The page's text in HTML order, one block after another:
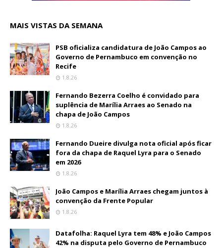
MAIS VISTAS DA SEMANA
PSB oficializa candidatura de João Campos ao
Governo de Pernambuco em convenção no
Recife
1.8.26
Fernando Bezerra Coelho é convidado para
suplência de Marília Arraes ao Senado na
chapa de João Campos
1.8.26
Fernando Dueire divulga nota oficial após ficar
fora da chapa de Raquel Lyra para o Senado
em 2026
1.8.26
João Campos e Marília Arraes chegam juntos à
convenção da Frente Popular
1.8.26
Datafolha: Raquel Lyra tem 48% e João Campos
42% na disputa pelo Governo de Pernambuco